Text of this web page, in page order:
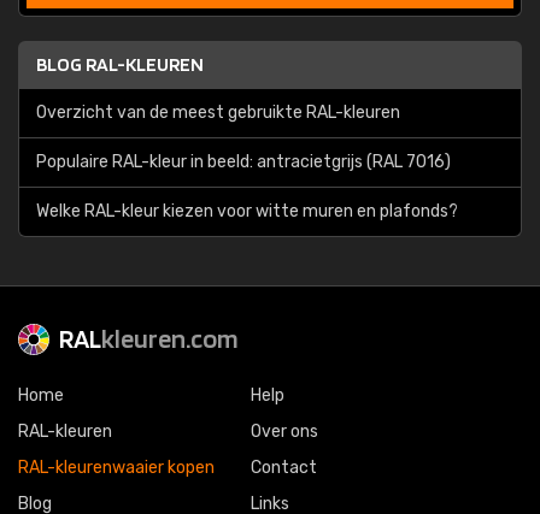
BLOG RAL-KLEUREN
Overzicht van de meest gebruikte RAL-kleuren
Populaire RAL-kleur in beeld: antracietgrijs (RAL 7016)
Welke RAL-kleur kiezen voor witte muren en plafonds?
RALkleuren.com
Home
RAL-kleuren
RAL-kleurenwaaier kopen
Blog
Help
Over ons
Contact
Links